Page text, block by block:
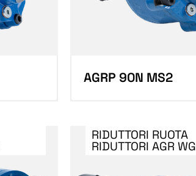
AGRP 90N MS2
RIDUTTORI RUOTA
RIDUTTORI AGR WG